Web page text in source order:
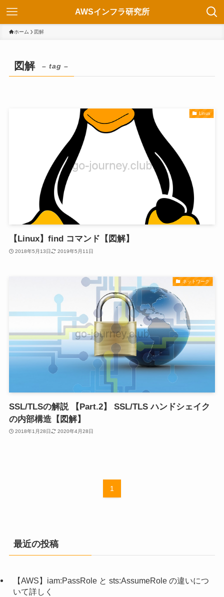
AWSインフラ研究所
ホーム 図解
図解 – tag –
Linux
【Linux】find コマンド【図解】
2018年5月13日 2019年5月11日
ネットワーク
SSL/TLSの解説 【Part.2】 SSL/TLS ハンドシェイク
の内部構造【図解】
2018年1月28日 2020年4月28日
1
最近の投稿
【AWS】iam:PassRole と sts:AssumeRole の違いにつ
いて詳しく